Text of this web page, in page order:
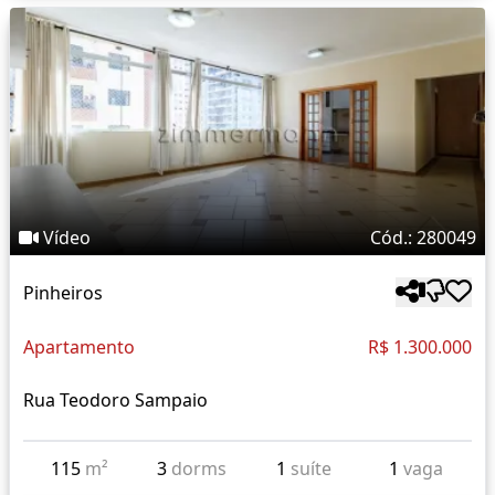
Vídeo Cód.: 280049
Pinheiros
Apartamento R$ 1.300.000
Rua Teodoro Sampaio
115 m² 3 dorms 1 suíte 1 vaga